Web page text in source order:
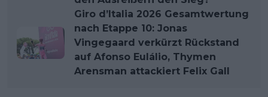
Giro d’Italia 2026 Gesamtwertung
nach Etappe 10: Jonas
Vingegaard verkürzt Rückstand
auf Afonso Eulálio, Thymen
Arensman attackiert Felix Gall